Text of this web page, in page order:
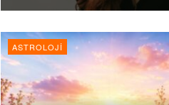
ASTROLOJI